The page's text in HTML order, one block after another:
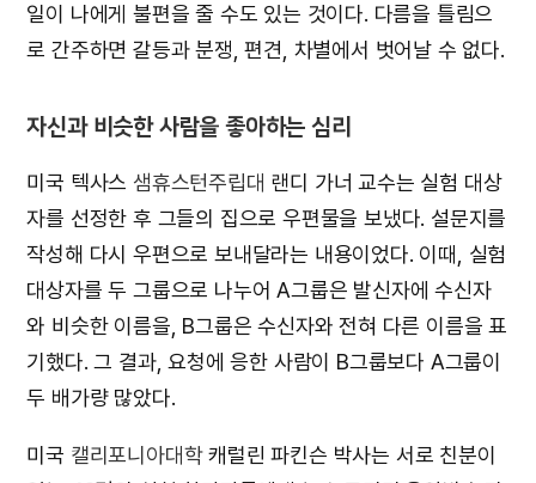
일이 나에게 불편을 줄 수도 있는 것이다. 다름을 틀림으
로 간주하면 갈등과 분쟁, 편견, 차별에서 벗어날 수 없다.
자신과 비슷한 사람을 좋아하는 심리
미국 텍사스 샘휴스턴주립대 랜디 가너 교수는 실험 대상
자를 선정한 후 그들의 집으로 우편물을 보냈다. 설문지를
작성해 다시 우편으로 보내달라는 내용이었다. 이때, 실험
대상자를 두 그룹으로 나누어 A그룹은 발신자에 수신자
와 비슷한 이름을, B그룹은 수신자와 전혀 다른 이름을 표
기했다. 그 결과, 요청에 응한 사람이 B그룹보다 A그룹이
두 배가량 많았다.
미국 캘리포니아대학캐럴린 파킨슨 박사는 서로 친분이